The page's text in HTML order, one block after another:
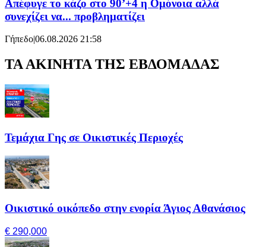
Απέφυγε το κάζο στο 90’+4 η Ομόνοια αλλά
συνεχίζει να... προβληματίζει
Γήπεδο|06.08.2026 21:58
ΤΑ ΑΚΙΝΗΤΑ ΤΗΣ ΕΒΔΟΜΑΔΑΣ
Τεμάχια Γης σε Οικιστικές Περιοχές
Οικιστικό οικόπεδο στην ενορία Άγιος Αθανάσιος
€ 290,000